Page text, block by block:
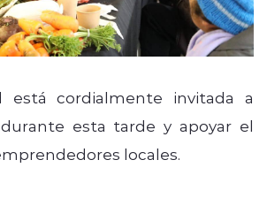
está cordialmente invitada a
esta tarde y apoyar el
locales.